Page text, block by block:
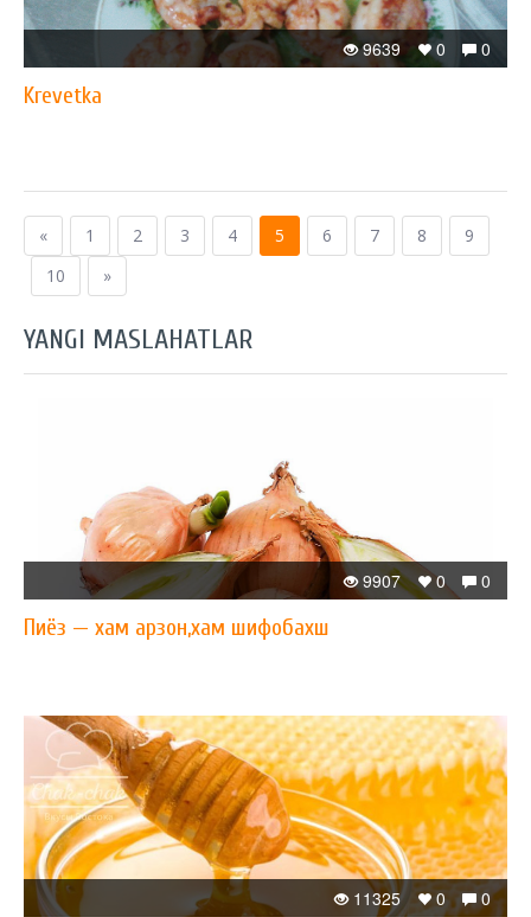
0
0
9639
Krevetka
« 1 2 3 4 5 6 7 8
9
10
»
YANGI MASLAHATLAR
0
0
9907
Пиёз — xам арзон,xам шифобахш
0
0
11325